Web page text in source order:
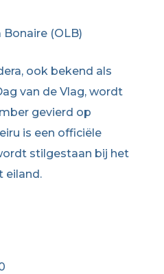
(OLB)
ook bekend als
van de Vlag, wordt
gevierd op
is een officiële
stilgestaan bij het
eiland.